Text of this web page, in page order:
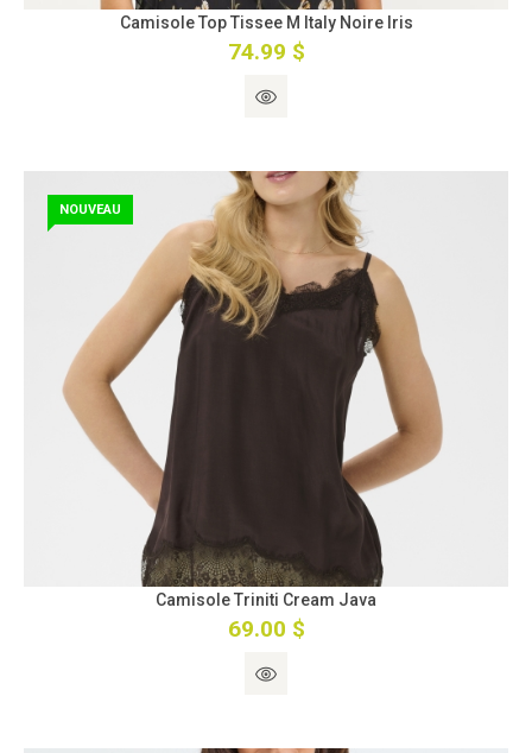
Camisole Top Tissee M Italy Noire Iris
74.99 $
NOUVEAU
Camisole Triniti Cream Java
69.00 $